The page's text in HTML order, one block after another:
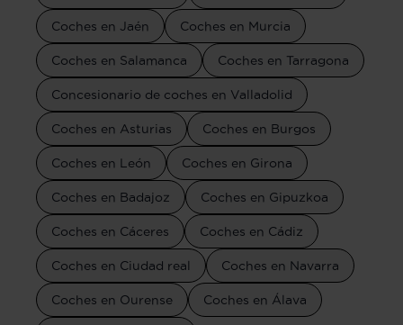
Coches en Jaén Coches en Murcia
Coches en Salamanca Coches en Tarragona
Concesionario de coches en Valladolid
Coches en Asturias Coches en Burgos
Coches en León Coches en Girona
Coches en Badajoz Coches en Gipuzkoa
Coches en Cáceres Coches en Cádiz
Coches en Ciudad real Coches en Navarra
Coches en Ourense Coches en Álava